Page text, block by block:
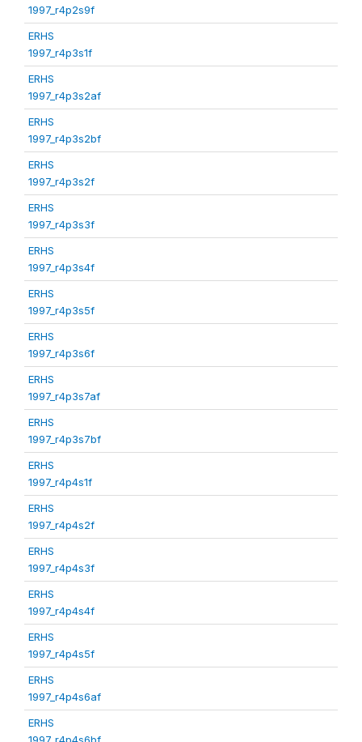
1997_r4p2s9f
ERHS
1997_r4p3s1f
ERHS
1997_r4p3s2af
ERHS
1997_r4p3s2bf
ERHS
1997_r4p3s2f
ERHS
1997_r4p3s3f
ERHS
1997_r4p3s4f
ERHS
1997_r4p3s5f
ERHS
1997_r4p3s6f
ERHS
1997_r4p3s7af
ERHS
1997_r4p3s7bf
ERHS
1997_r4p4s1f
ERHS
1997_r4p4s2f
ERHS
1997_r4p4s3f
ERHS
1997_r4p4s4f
ERHS
1997_r4p4s5f
ERHS
1997_r4p4s6af
ERHS
1997_r4p4s6bf